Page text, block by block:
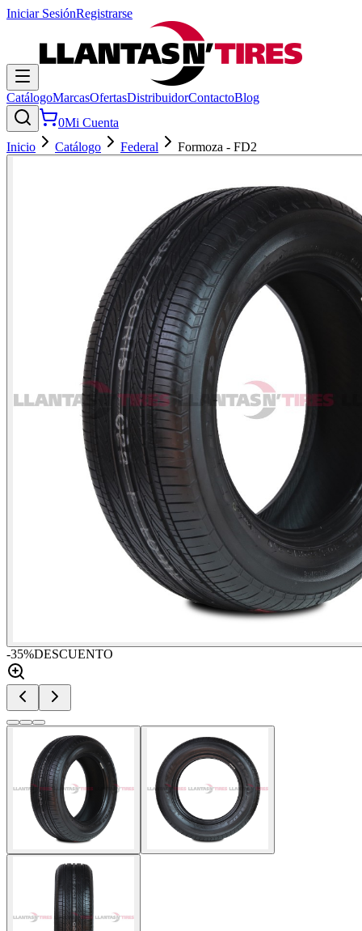
Iniciar SesiónRegistrarse
CatálogoMarcasOfertasDistribuidorContactoBlog
0Mi Cuenta
Inicio
Catálogo Federal Formoza - FD2
-35%DESCUENTO